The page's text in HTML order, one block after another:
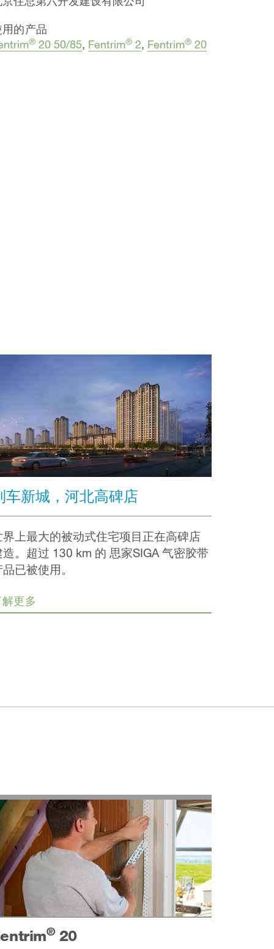
用的产品
® 20 50/85, Fentrim® 2, Fentrim® 20
车新城，河北高碑店
界上最大的被动式住宅项目正在高碑店
造。超过 130 km 的 思家SIGA 气密胶带
已被使用。
更多
®20